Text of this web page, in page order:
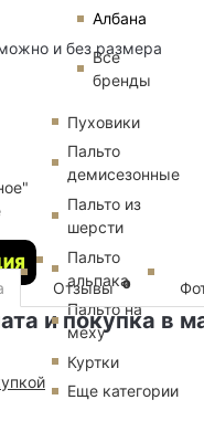
Албана
Все
бренды
Пуховики
Пальто
демисезонные
Пальто из
шерсти
Пальто
альпака
Пальто на
меху
Куртки
Еще категории
и без размера
Отзывы 0
и покупка в